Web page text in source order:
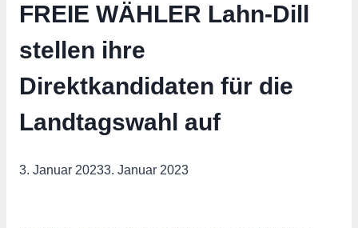
FREIE WÄHLER Lahn-Dill
stellen ihre
Direktkandidaten für die
Landtagswahl auf
3. Januar 20233. Januar 2023